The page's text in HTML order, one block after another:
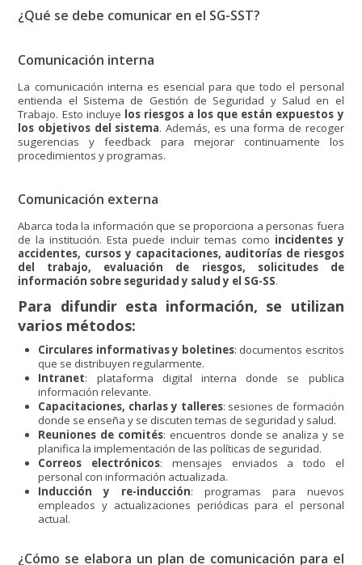
¿Qué se debe comunicar en el SG-SST?
Comunicación interna
La comunicación interna es esencial para que todo el personal
entienda el Sistema de Gestión de Seguridad y Salud en el
Trabajo. Esto incluye los riesgos a los que están expuestos y
los objetivos del sistema. Además, es una forma de recoger
sugerencias y feedback para mejorar continuamente los
procedimientos y programas.
Comunicación externa
Abarca toda la información que se proporciona a personas fuera
de la institución. Esta puede incluir temas como incidentes y
accidentes, cursos y capacitaciones, auditorías de riesgos
del trabajo, evaluación de riesgos, solicitudes de
información sobre seguridad y salud y el SG-SS.
Para difundir esta información, se utilizan
varios métodos:
Circulares informativas y boletines: documentos escritos
que se distribuyen regularmente.
Intranet: plataforma digital interna donde se publica
información relevante.
Capacitaciones, charlas y talleres: sesiones de formación
donde se enseña y se discuten temas de seguridad y salud.
Reuniones de comités: encuentros donde se analiza y se
planifica la implementación de las políticas de seguridad.
Correos electrónicos: mensajes enviados a todo el
personal con información actualizada.
Inducción y re-inducción: programas para nuevos
empleados y actualizaciones periódicas para el personal
actual.
¿Cómo se elabora un plan de comunicación para el